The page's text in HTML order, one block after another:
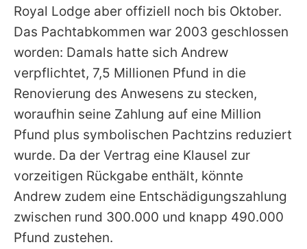
Royal Lodge aber offiziell noch bis Oktober.
Das Pachtabkommen war 2003 geschlossen
worden: Damals hatte sich Andrew
verpflichtet, 7,5 Millionen Pfund in die
Renovierung des Anwesens zu stecken,
woraufhin seine Zahlung auf eine Million
Pfund plus symbolischen Pachtzins reduziert
wurde. Da der Vertrag eine Klausel zur
vorzeitigen Rückgabe enthält, könnte
Andrew zudem eine Entschädigungszahlung
zwischen rund 300.000 und knapp 490.000
Pfund zustehen.